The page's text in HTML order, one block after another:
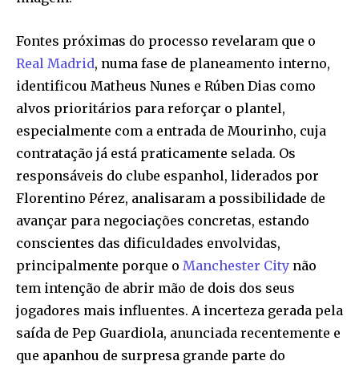
Fontes próximas do processo revelaram que o
Real Madrid, numa fase de planeamento interno,
identificou Matheus Nunes e Rúben Dias como
alvos prioritários para reforçar o plantel,
especialmente com a entrada de Mourinho, cuja
contratação já está praticamente selada. Os
responsáveis do clube espanhol, liderados por
Florentino Pérez, analisaram a possibilidade de
avançar para negociações concretas, estando
conscientes das dificuldades envolvidas,
principalmente porque o Manchester City não
tem intenção de abrir mão de dois dos seus
jogadores mais influentes. A incerteza gerada pela
saída de Pep Guardiola, anunciada recentemente e
que apanhou de surpresa grande parte do